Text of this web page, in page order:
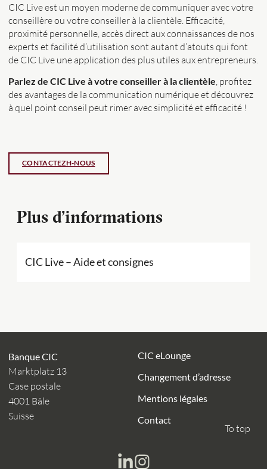
CIC Live est un moyen moderne de communiquer avec votre
conseillère ou votre conseiller à la clientèle. Efficacité,
proximité personnelle, accès direct aux connaissances de nos
experts et facilité d’utilisation sont autant d’atouts qui font
de CIC Live une application des plus utiles aux entrepreneurs.
Parlez de CIC Live à votre conseiller à la clientèle , profitez
des avantages de la communication numérique et découvrez
à quel point conseil peut rimer avec simplicité et efficacité !
Plus d’informations
CIC Live – Aide et consignes
Banque CIC
Marktplatz 13
Case postale
4001 Bâle
Suisse
CIC eLounge
Changement d’adresse
Mentions légales
Contact
To top